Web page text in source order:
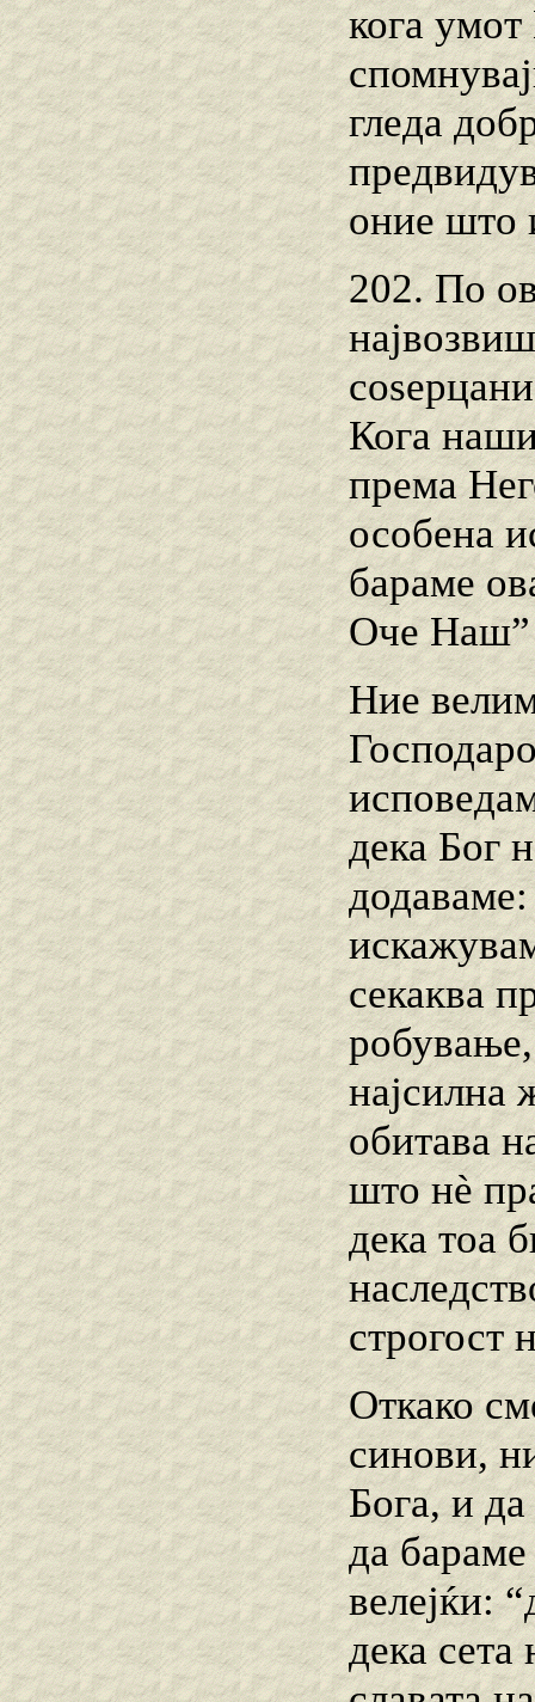
кога
гледа
оние што
202. По
Кога
према
особена
бараме
Оче Наш”
Ние
дека Бог
секаква
најсилна
обитава
што нѐ
дека тоа
строгост
Откако
синови,
Бога, и
да
велејќи:
дека